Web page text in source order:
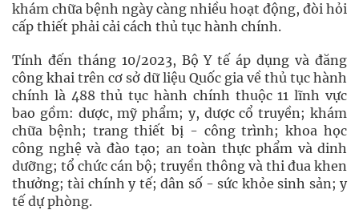
khám chữa bệnh ngày càng nhiều hoạt động, đòi hỏi
cấp thiết phải cải cách thủ tục hành chính.
Tính đến tháng 10/2023, Bộ Y tế áp dụng và đăng
công khai trên cơ sở dữ liệu Quốc gia về thủ tục hành
chính là 488 thủ tục hành chính thuộc 11 lĩnh vực
bao gồm: dược, mỹ phẩm; y, dược cổ truyền; khám
chữa bệnh; trang thiết bị - công trình; khoa học
công nghệ và đào tạo; an toàn thực phẩm và dinh
dưỡng; tổ chức cán bộ; truyền thông và thi đua khen
thưởng; tài chính y tế; dân số - sức khỏe sinh sản; y
tế dự phòng.